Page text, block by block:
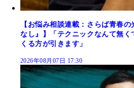
【お悩み相談連載：さらば青春
なし』】「テクニックなんて無
くる方が引きます」
2026年08月07日 17:30